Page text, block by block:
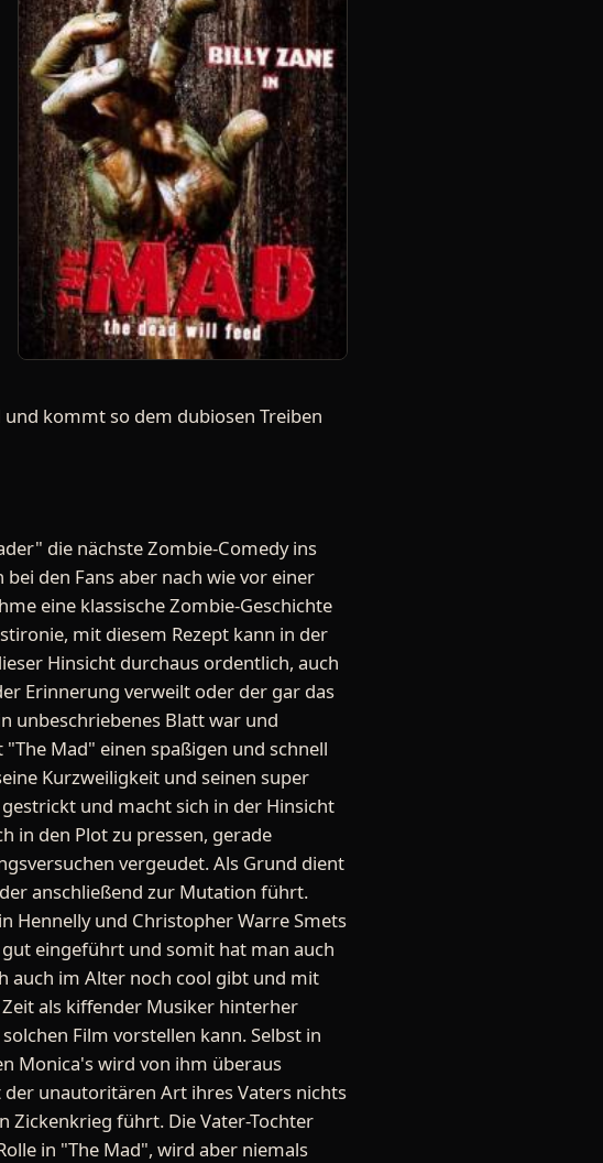
kommt so dem dubiosen Treiben
die nächste Zombie-Comedy ins
den Fans aber nach wie vor einer
eine klassische Zombie-Geschichte
mit diesem Rezept kann in der
Hinsicht durchaus ordentlich, auch
Erinnerung verweilt oder der gar das
unbeschriebenes Blatt war und
Mad" einen spaßigen und schnell
Kurzweiligkeit und seinen super
und macht sich in der Hinsicht
in den Plot zu pressen, gerade
vergeudet. Als Grund dient
anschließend zur Mutation führt.
Hennelly und Christopher Warre Smets
eingeführt und somit hat man auch
auch im Alter noch cool gibt und mit
als kiffender Musiker hinterher
Film vorstellen kann. Selbst in
Monica's wird von ihm überaus
unautoritären Art ihres Vaters nichts
führt. Die Vater-Tochter
in "The Mad", wird aber niemals